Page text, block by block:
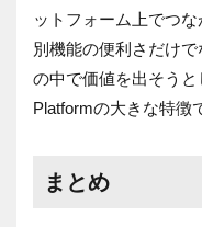
ットフォーム上でつ
別機能の便利さだけ
の中で価値を出そう
Platformの大きな特徴
まとめ